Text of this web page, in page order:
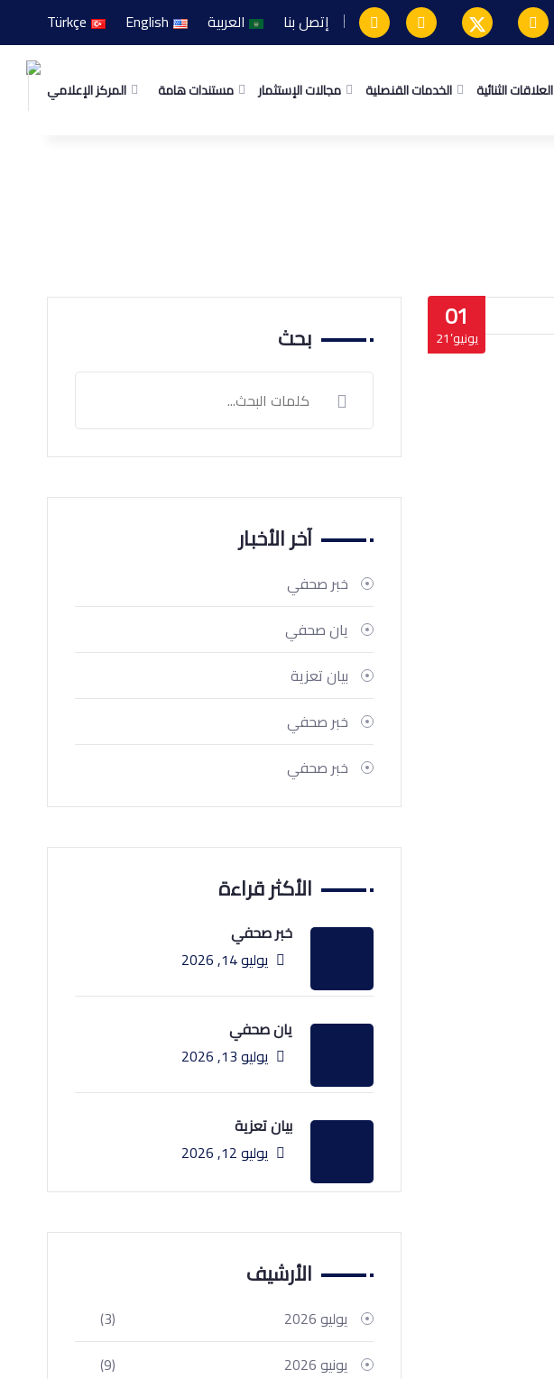
إتصل بنا العربية English
Türkçe
العلاقات الثنائية الخدمات القنصلية مجالات الإستثمار مستندات هامة المركز الإعلامي
01
يونيو’21 بحث
آخر الأخبار
خبر صحفي
يان صحفي
بيان تعزية
خبر صحفي
خبر صحفي
الأكثر قراءة
خبر صحفي
يوليو 14, 2026
يان صحفي
يوليو 13, 2026
بيان تعزية
يوليو 12, 2026
الأرشيف
يوليو 2026
(3)
يونيو 2026
(9)